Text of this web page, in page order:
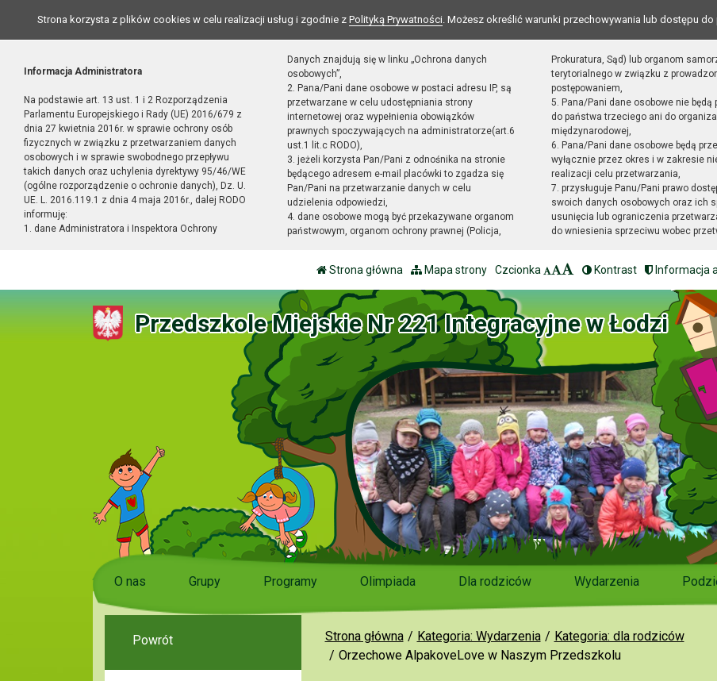
Strona korzysta z plików cookies w celu realizacji usług i zgodnie z Polityką Prywatności. Możesz określić warunki przechowywania lub dostępu
Informacja Administratora
Na podstawie art. 13 ust. 1 i 2 Rozporządzenia
Parlamentu Europejskiego i Rady (UE) 2016/679 z
dnia 27 kwietnia 2016r. w sprawie ochrony osób
fizycznych w związku z przetwarzaniem danych
osobowych i w sprawie swobodnego przepływu
takich danych oraz uchylenia dyrektywy 95/46/WE
(ogólne rozporządzenie o ochronie danych), Dz. U.
UE. L. 2016.119.1 z dnia 4 maja 2016r., dalej RODO
informuję:
1. dane Administratora i Inspektora Ochrony
Danych znajdują się w linku „Ochrona danych
osobowych”,
2. Pana/Pani dane osobowe w postaci adresu IP, są
przetwarzane w celu udostępniania strony
internetowej oraz wypełnienia obowiązków
prawnych spoczywających na administratorze(art.6
ust.1 lit.c RODO),
3. jeżeli korzysta Pan/Pani z odnośnika na stronie
będącego adresem e-mail placówki to zgadza się
Pan/Pani na przetwarzanie danych w celu
udzielenia odpowiedzi,
4. dane osobowe mogą być przekazywane organom
państwowym, organom ochrony prawnej (Policja,
Prokuratura, Sąd) lub organom
terytorialnego w związku z
postępowaniem,
5. Pana/Pani dane osobowe nie będą
do państwa trzeciego ani do
międzynarodowej,
6. Pana/Pani dane osobowe będą
wyłącznie przez okres i w zakresie
realizacji celu przetwarzania,
7. przysługuje Panu/Pani prawo
swoich danych osobowych oraz ich
usunięcia lub ograniczenia
do wniesienia sprzeciwu wobec
Strona główna Mapa strony Czcionka Kontrast Informacja
Przedszkole Miejskie Nr 221 Integracyjne w Łodzi
O nas Grupy Programy Olimpiada Dla rodziców Wydarzenia
Strona główna Kategoria: Wydarzenia
Kategoria: dla rodziców
Orzechowe AlpakoveLove w Naszym Przedszkolu
Powrót